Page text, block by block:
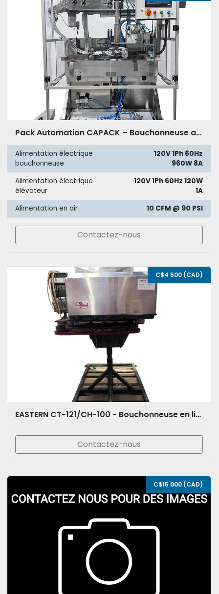
Pack Automation CAPACK – Bouchonneuse automatique avec élévateur à bouchons
Alimentation électrique
bouchonneuse
120V 1Ph 60Hz
960W 8A
Alimentation électrique
élévateur
120V 1Ph 60Hz 120W
1A
Alimentation en air
10 CFM @ 90 PSI
Contactez-nous
C$4 500 (CAD)
EASTERN CT-121/CH-100 - Bouchonneuse en ligne automatique avec bol vibrant
Contactez-nous
C$15 000 (CAD)